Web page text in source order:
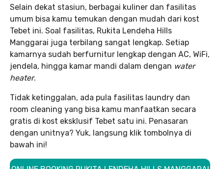
Selain dekat stasiun, berbagai kuliner dan fasilitas
umum bisa kamu temukan dengan mudah dari kost
Tebet ini. Soal fasilitas, Rukita Lendeha Hills
Manggarai juga terbilang sangat lengkap. Setiap
kamarnya sudah berfurnitur lengkap dengan AC, WiFi,
jendela, hingga kamar mandi dalam dengan water
heater.
Tidak ketinggalan, ada pula fasilitas laundry dan
room cleaning yang bisa kamu manfaatkan secara
gratis di kost eksklusif Tebet satu ini. Penasaran
dengan unitnya? Yuk, langsung klik tombolnya di
bawah ini!